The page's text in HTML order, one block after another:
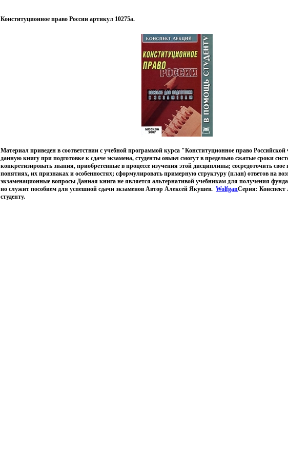
Конституционное право России артикул 10275a.
Материал приведен в соответствии с учебной программой курса "Конституционное право
данную книгу при подготовке к сдаче экзамена, студенты овыьч смогут в предельно сжатые сроки
конкретизировать знания, приобретенные в процессе изучения этой дисциплины; сосредоточить
понятиях, их признаках и особенностях; сформулировать примерную структуру (план) ответов на
экзаменационные вопросы Данная книга не является альтернативой учебникам для получения
но служит пособием для успешной сдачи экзаменов Автор Алексей Якушев. WolfganСерия:
студенту.